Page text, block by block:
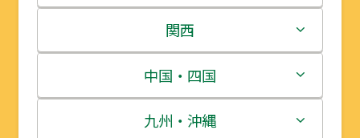
岩手県
宮城県
秋田県
栃木県
群馬県
埼玉県
新潟県
富山県
石川県
関西
三重県
滋賀県
中国・四国
鳥取県
九州・沖縄